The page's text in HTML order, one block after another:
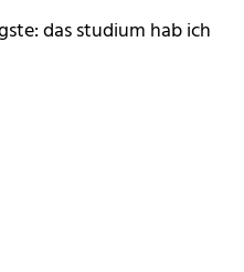
das studium hab ich